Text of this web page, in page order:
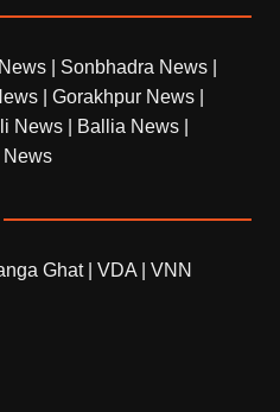
Sonbhadra News
Gorakhpur News
News Ballia News
News
Ghat| VDA VNN